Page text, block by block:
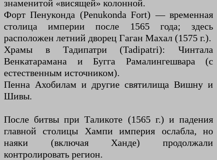
знаменитой «висящей» колонной.
Форт Пенуконда (Penukonda Fort) — временная
столица империи после 1565 года; здесь
расположен летний дворец Гаган Махал (1575 г.).
Храмы в Тадипатри (Tadipatri): Чинтала
Венкатарамана и Бугга Рамалингешвара (с
естественным источником).
Пенна Ахобилам и другие святилища Вишну и
Шивы.
После битвы при Таликоте (1565 г.) и падения
главной столицы Хампи империя ослабла, но
наяки (включая Ханде) продолжали
контролировать регион.